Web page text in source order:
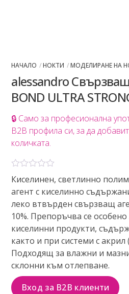
НАЧАЛО НОКТИ МОДЕЛИРАНЕ НА
alessandro
BOND ULTRA
🔒 Само за професионална
B2B профила си, за да
количката.
О
ц
е
е
н
с
0
о
т
5
Киселинен, светлинно
агент с киселинно
леко втвърден свързващ
10%. Препоръчва се
киселинни продукти,
както и при системи с акрил
Подходящ за влажни и
склонни към отлепване.
Вход за B2B клиенти